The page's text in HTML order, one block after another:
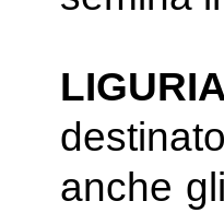
anche